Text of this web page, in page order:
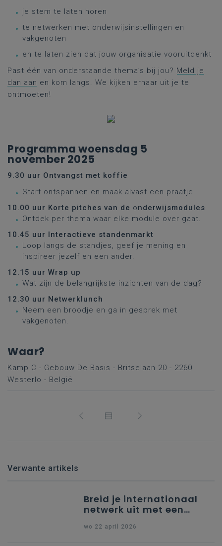
je stem te laten horen
te netwerken met onderwijsinstellingen en
vakgenoten
en te laten zien dat jouw organisatie vooruitdenkt
Past één van onderstaande thema’s bij jou? Meld je
dan aan en kom langs. We kijken ernaar uit je te
ontmoeten!
Programma woensdag 5
november 2025
9.30 uur Ontvangst met koffie
Start ontspannen en maak alvast een praatje.
10.00 uur Korte pitches van de onderwijsmodules
Ontdek per thema waar elke module over gaat.
10.45 uur Interactieve standenmarkt
Loop langs de standjes, geef je mening en
inspireer jezelf en een ander.
12.15 uur Wrap up
Wat zijn de belangrijkste inzichten van de dag?
12.30 uur Netwerklunch
Neem een broodje en ga in gesprek met
vakgenoten.
Waar?
Kamp C - Gebouw De Basis - Britselaan 20 - 2260
Westerlo - België
Verwante artikels
Breid je internationaal
netwerk uit met een
wo 22 april 2026